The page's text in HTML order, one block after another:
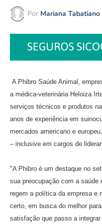
Por Mariana Tabatiano
A Phibro Saúde Animal,
a médica-veterinária Heloiza
serviços técnicos e produtos
anos de experiência em
mercados americano e
– inclusive em cargos de
"A Phibro é um destaque no
sua preocupação com a saúde
regem a política da empresa e
certo, em busca do melhor
satisfação que passo a